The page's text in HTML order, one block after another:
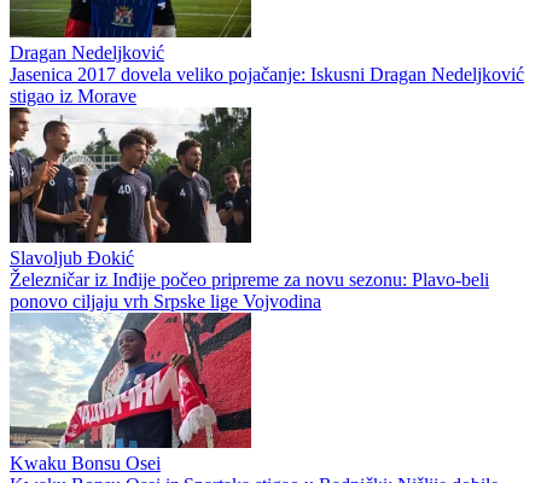
Dragan Nedeljković
Jasenica 2017 dovela veliko pojačanje: Iskusni Dragan Nedeljković
stigao iz Morave
Slavoljub Đokić
Železničar iz Inđije počeo pripreme za novu sezonu: Plavo-beli
ponovo ciljaju vrh Srpske lige Vojvodina
Kwaku Bonsu Osei